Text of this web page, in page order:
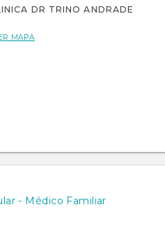
DR TRINO ANDRADE
MAPA
- Médico Familiar